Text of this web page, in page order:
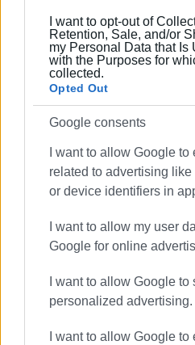
I want to opt-out of
Retention, Sale, and/or
my Personal Data that Is
with the Purposes for
collected.
Opted Out
Google consents
I want to allow Google
related to advertising
or device identifiers in
I want to allow my user
Google for online
I want to allow Google to
personalized advertising.
I want to allow Google